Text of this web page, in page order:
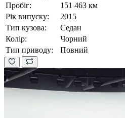
Пробіг:
151 463 км
Рік випуску:
2015
Тип кузова:
Седан
Колір:
Чорний
Тип приводу:
Повний